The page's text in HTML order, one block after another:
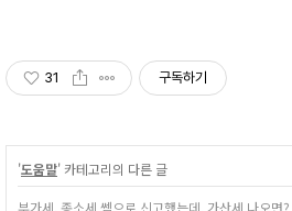
31 구독하기
'도움말' 카테고리의 다른 글
부가세, 종소세 쎔으로 신고했는데, 가산세 나오면?